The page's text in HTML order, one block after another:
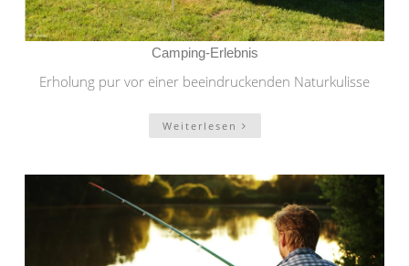
Camping-Erlebnis
Erholung pur vor einer beeindruckenden Naturkulisse
Weiterlesen